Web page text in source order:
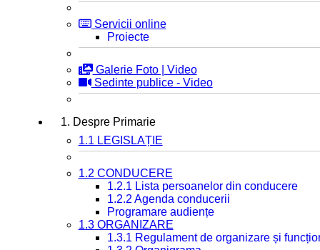
Servicii online
Proiecte
Galerie Foto | Video
Sedinte publice - Video
1. Despre Primarie
1.1 LEGISLAȚIE
1.2 CONDUCERE
1.2.1 Lista persoanelor din conducere
1.2.2 Agenda conducerii
Programare audiențe
1.3 ORGANIZARE
1.3.1 Regulament de organizare și